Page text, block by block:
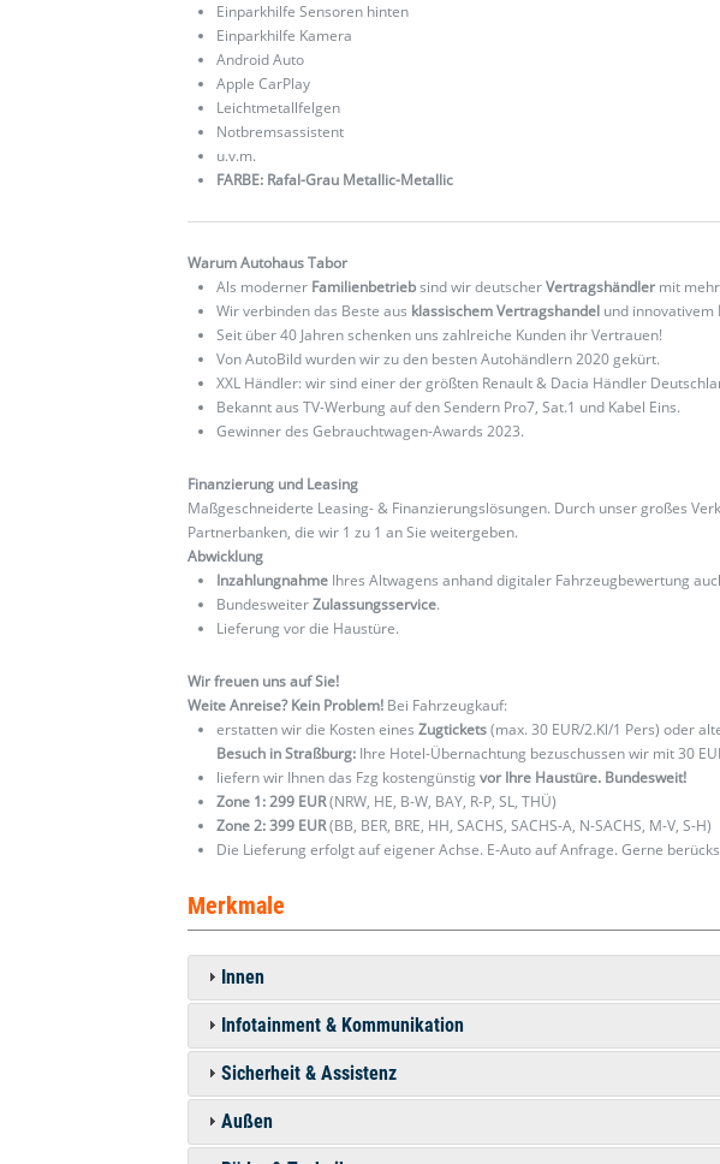
Einparkhilfe Sensoren hinten
Einparkhilfe Kamera
Android Auto
Apple CarPlay
Leichtmetallfelgen
Notbremsassistent
u.v.m.
FARBE: Rafal-Grau Metallic-Metallic
Warum Autohaus Tabor
Als moderner Familienbetriebsind wir deutscherVertragshändler mit
Wir verbinden das Beste aus klassischem Vertragshandel und innovativem
Seit über 40 Jahren schenken uns zahlreiche Kunden ihr Vertrauen!
Von AutoBild wurden wir zu den besten Autohändlern 2020 gekürt.
XXL Händler: wir sind einer der größten Renault & Dacia Händler
Bekannt aus TV-Werbung auf den Sendern Pro7, Sat.1 und Kabel Eins.
Gewinner des Gebrauchtwagen-Awards 2023.
Finanzierung und Leasing
Maßgeschneiderte Leasing- & Finanzierungslösungen. Durch unser großes
Partnerbanken, die wir 1 zu 1 an Sie weitergeben.
Abwicklung
Inzahlungnahme Ihres Altwagens anhand digitaler Fahrzeugbewertung
BundesweiterZulassungsservice.
Lieferung vor die Haustüre.
Wir freuen uns auf Sie!
Weite Anreise? Kein Problem! Bei Fahrzeugkauf:
erstatten wir die Kosten einesZugtickets(max. 30 EUR/2.Kl/1 Pers) oder
Besuch in Straßburg: Ihre Hotel-Übernachtung bezuschussen wir mit 30
liefern wir Ihnen das Fzg kostengünstigvor Ihre Haustüre. Bundesweit!
Zone 1: 299 EUR(NRW, HE, B-W, BAY, R-P, SL, THÜ)
Zone 2: 399 EUR(BB, BER, BRE, HH, SACHS, SACHS-A, N-SACHS, M-V, S-H)
Die Lieferung erfolgt auf eigener Achse. E-Auto auf Anfrage. Gerne
Merkmale
Innen
Infotainment & Kommunikation
Sicherheit & Assistenz
Außen